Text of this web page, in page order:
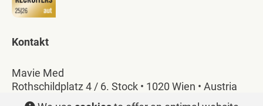
Kontakt
Mavie Med
Rothschildplatz 4 / 6. Stock • 1020 Wien • Austria
+43 1 586 28 40 • office@mavie-med.at